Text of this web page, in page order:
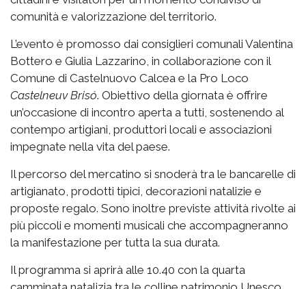
comunità e valorizzazione del territorio.
L’evento è promosso dai consiglieri comunali Valentina
Bottero e Giulia Lazzarino, in collaborazione con il
Comune di Castelnuovo Calcea e la Pro Loco
Castelneuv Brisó. Obiettivo della giornata è offrire
un’occasione di incontro aperta a tutti, sostenendo al
contempo artigiani, produttori locali e associazioni
impegnate nella vita del paese.
Il percorso del mercatino si snoderà tra le bancarelle di
artigianato, prodotti tipici, decorazioni natalizie e
proposte regalo. Sono inoltre previste attività rivolte ai
più piccoli e momenti musicali che accompagneranno
la manifestazione per tutta la sua durata.
Il programma si aprirà alle 10.40 con la quarta